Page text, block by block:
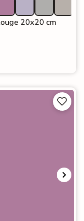
20x20 cm

